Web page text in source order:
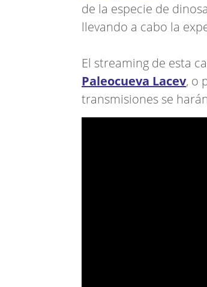
de la especie de
llevando a cabo la
El streaming de esta
Paleocueva Lacev, o
transmisiones se